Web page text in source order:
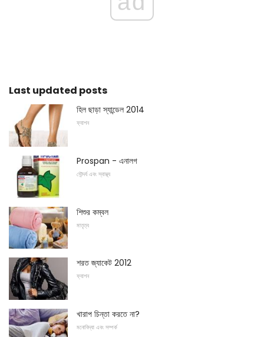
Last updated posts
হিল ছাড়া স্যান্ডেল 2014
ফ্যাশন
Prospan - এনালগ
সৌন্দর্য এবং স্বাস্থ্য
শিশুর কম্বল
মাতৃত্ব
শরত জ্যাকেট 2012
ফ্যাশন
খারাপ চিন্তা করতে না?
মনোবিদ্যা এবং সম্পর্ক